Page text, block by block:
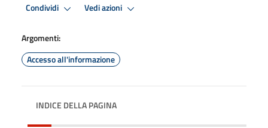
Condividi Vedi azioni
Argomenti:
Accesso all'informazione
INDICE DELLA PAGINA